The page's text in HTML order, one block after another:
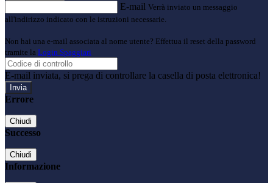
E-mail Verrà inviato un messaggio
all'indirizzo indicato con le istruzioni necessarie.
Non hai una e-mail associata al nome utente? Effettua il reset della password
tramite la Login Spaggiari
E-mail inviata, si prega di controllare la casella di posta elettronica!
Errore
Chiudi
Successo
Chiudi
Informazione